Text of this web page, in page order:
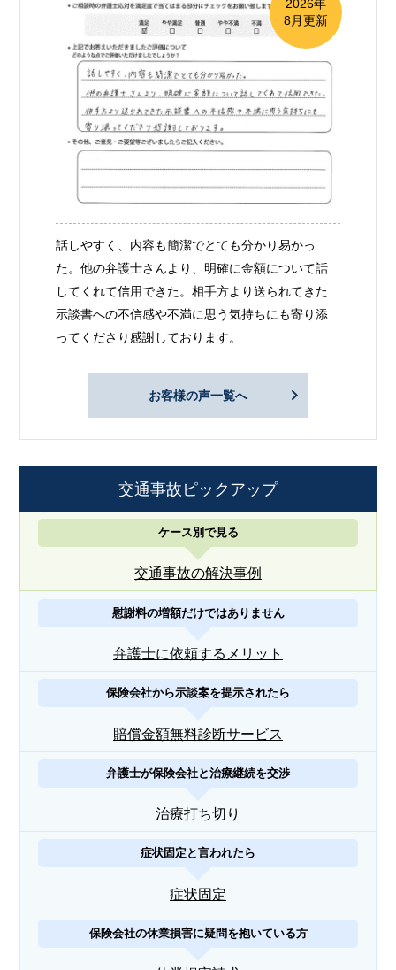
2026年
8月更新
話しやすく、内容も簡潔でとても分かり易かっ
た。他の弁護士さんより、明確に金額について話
してくれて信用できた。相手方より送られてきた
示談書への不信感や不満に思う気持ちにも寄り添
ってくださり感謝しております。
お客様の声一覧へ
交通事故ピックアップ
ケース別で見る
交通事故の解決事例
慰謝料の増額だけではありません
弁護士に依頼するメリット
保険会社から示談案を提示されたら
賠償金額無料診断サービス
弁護士が保険会社と治療継続を交渉
治療打ち切り
症状固定と言われたら
症状固定
保険会社の休業損害に疑問を抱いている方